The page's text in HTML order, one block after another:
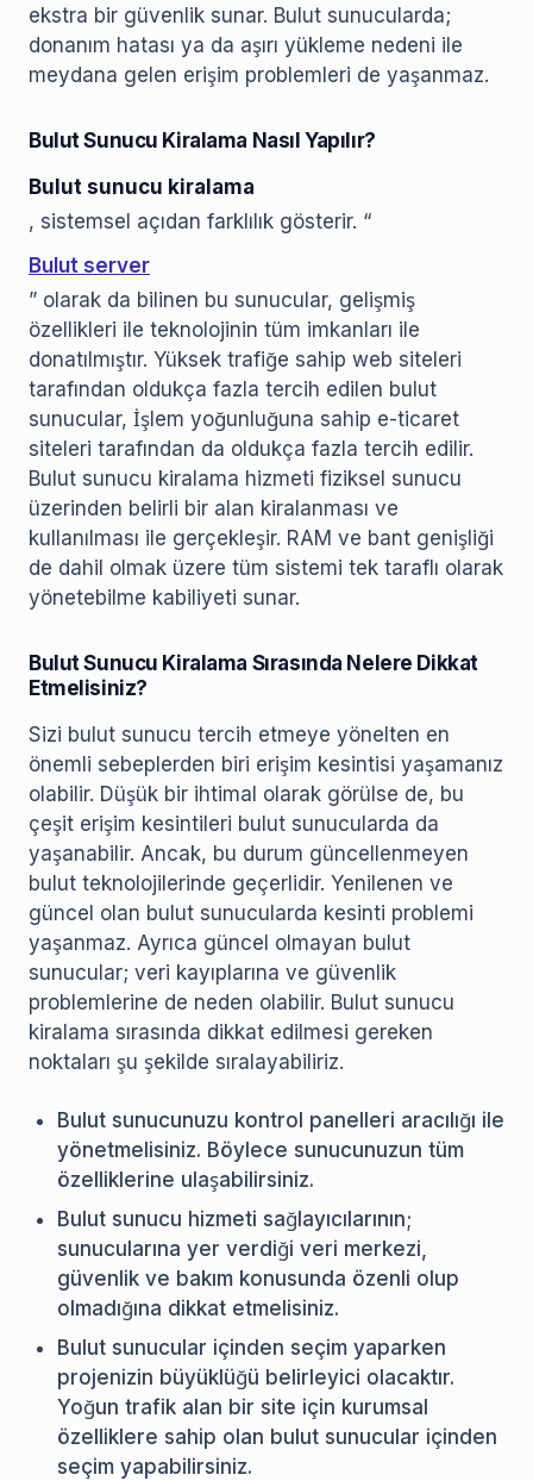
ekstra bir güvenlik sunar. Bulut sunucularda;
donanım hatası ya da aşırı yükleme nedeni ile
meydana gelen erişim problemleri de yaşanmaz.
Bulut Sunucu Kiralama Nasıl Yapılır?
Bulut sunucu kiralama
, sistemsel açıdan farklılık gösterir. “
Bulut server
” olarak da bilinen bu sunucular, gelişmiş
özellikleri ile teknolojinin tüm imkanları ile
donatılmıştır. Yüksek trafiğe sahip web siteleri
tarafından oldukça fazla tercih edilen bulut
sunucular, İşlem yoğunluğuna sahip e-ticaret
siteleri tarafından da oldukça fazla tercih edilir.
Bulut sunucu kiralama hizmeti fiziksel sunucu
üzerinden belirli bir alan kiralanması ve
kullanılması ile gerçekleşir. RAM ve bant genişliği
de dahil olmak üzere tüm sistemi tek taraflı olarak
yönetebilme kabiliyeti sunar.
Bulut Sunucu Kiralama Sırasında Nelere Dikkat
Etmelisiniz?
Sizi bulut sunucu tercih etmeye yönelten en
önemli sebeplerden biri erişim kesintisi yaşamanız
olabilir. Düşük bir ihtimal olarak görülse de, bu
çeşit erişim kesintileri bulut sunucularda da
yaşanabilir. Ancak, bu durum güncellenmeyen
bulut teknolojilerinde geçerlidir. Yenilenen ve
güncel olan bulut sunucularda kesinti problemi
yaşanmaz. Ayrıca güncel olmayan bulut
sunucular; veri kayıplarına ve güvenlik
problemlerine de neden olabilir. Bulut sunucu
kiralama sırasında dikkat edilmesi gereken
noktaları şu şekilde sıralayabiliriz.
Bulut sunucunuzu kontrol panelleri aracılığı ile
yönetmelisiniz. Böylece sunucunuzun tüm
özelliklerine ulaşabilirsiniz.
Bulut sunucu hizmeti sağlayıcılarının;
sunucularına yer verdiği veri merkezi,
güvenlik ve bakım konusunda özenli olup
olmadığına dikkat etmelisiniz.
Bulut sunucular içinden seçim yaparken
projenizin büyüklüğü belirleyici olacaktır.
Yoğun trafik alan bir site için kurumsal
özelliklere sahip olan bulut sunucular içinden
seçim yapabilirsiniz.